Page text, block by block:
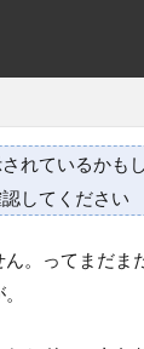
れているかも
認してください
。ってまだま